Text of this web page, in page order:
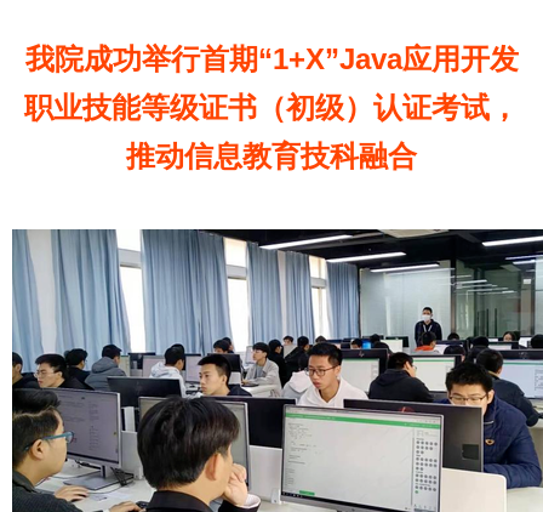
我院成功举行首期“1+X”Java应用开发
职业技能等级证书（初级）认证考试，
推动信息教育技科融合